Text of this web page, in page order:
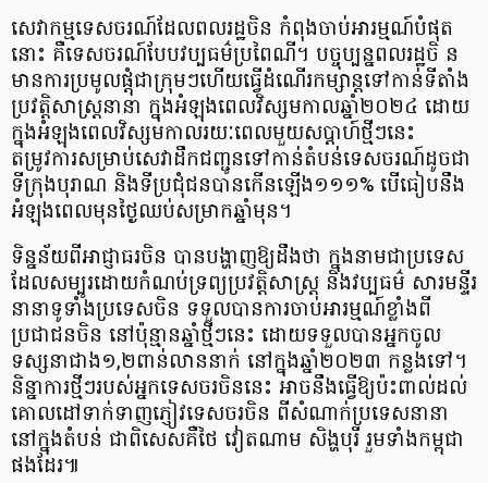
សេវាកម្មទេសចរណ៍ដែលពលរដ្ឋចិន កំពុងចាប់អារម្មណ៍បំផុត
នោះ គឺទេសចរណ៍បែបវប្បធម៌ប្រពៃណី។ បច្ចុប្បន្នពលរដ្ឋចិ ន
មានការប្រមូលផ្តុំជាក្រុមៗហើយធ្វើដំណើរកម្សាន្តទៅកាន់ទីតាំង
ប្រវត្តិសាស្ត្រនានា ក្នុងអំឡុងពេលវិស្សមកាលឆ្នាំ២០២៤ ដោយ
ក្នុងអំឡុងពេលវិស្សមកាលរយៈពេលមួយសប្តាហ៍ថ្មីៗនេះ
តម្រូវការសម្រាប់សេវាដឹកជញ្ជូនទៅកាន់តំបន់ទេសចរណ៍ដូចជា
ទីក្រុងបុរាណ និងទីប្រជុំជនបានកើនឡើង១១១% បើធៀបនឹង
អំឡុងពេលមុនថ្ងៃឈប់សម្រាកឆ្នាំមុន។
ទិន្នន័យពីអាជ្ញាធរចិន បានបង្ហាញឱ្យដឹងថា ក្នុងនាមជាប្រទេស
ដែលសម្បូរដោយកំណប់ទ្រព្យប្រវត្តិសាស្ត្រ និងវប្បធម៌ សារមន្ទីរ
នានាទូទាំងប្រទេសចិន ទទួលបានការចាប់អារម្មណ៍ខ្លាំងពី
ប្រជាជនចិន នៅប៉ុន្មានឆ្នាំថ្មីៗនេះ ដោយទទួលបានអ្នកចូល
ទស្សនាជាង១,២ពាន់លាននាក់ នៅក្នុងឆ្នាំ២០២៣ កន្លងទៅ។
និន្នាការថ្មីៗរបស់អ្នកទេសចរចិននេះ អាចនឹងធ្វើឱ្យប៉ះពាល់ដល់
គោលដៅទាក់ទាញភ្ញៀវទេសចរចិន ពីសំណាក់ប្រទេសនានា
នៅក្នុងតំបន់ ជាពិសេសគឺថៃ វៀតណាម សិង្ហបុរី រួមទាំងកម្ពុជា
ផងដែរ៕